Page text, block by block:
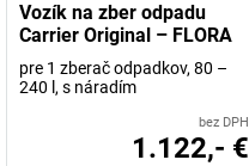
Vozík na zber odpadu
Carrier Original – FLORA
pre 1 zberač odpadkov, 80 –
240 l, s náradím
bez DPH
1.122,- €